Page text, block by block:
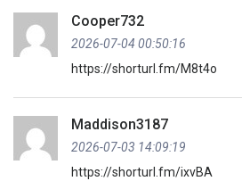
Cooper732
2026-07-04 00:50:16
https://shorturl.fm/M8t4o
Maddison3187
2026-07-03 14:09:19
https://shorturl.fm/ixvBA